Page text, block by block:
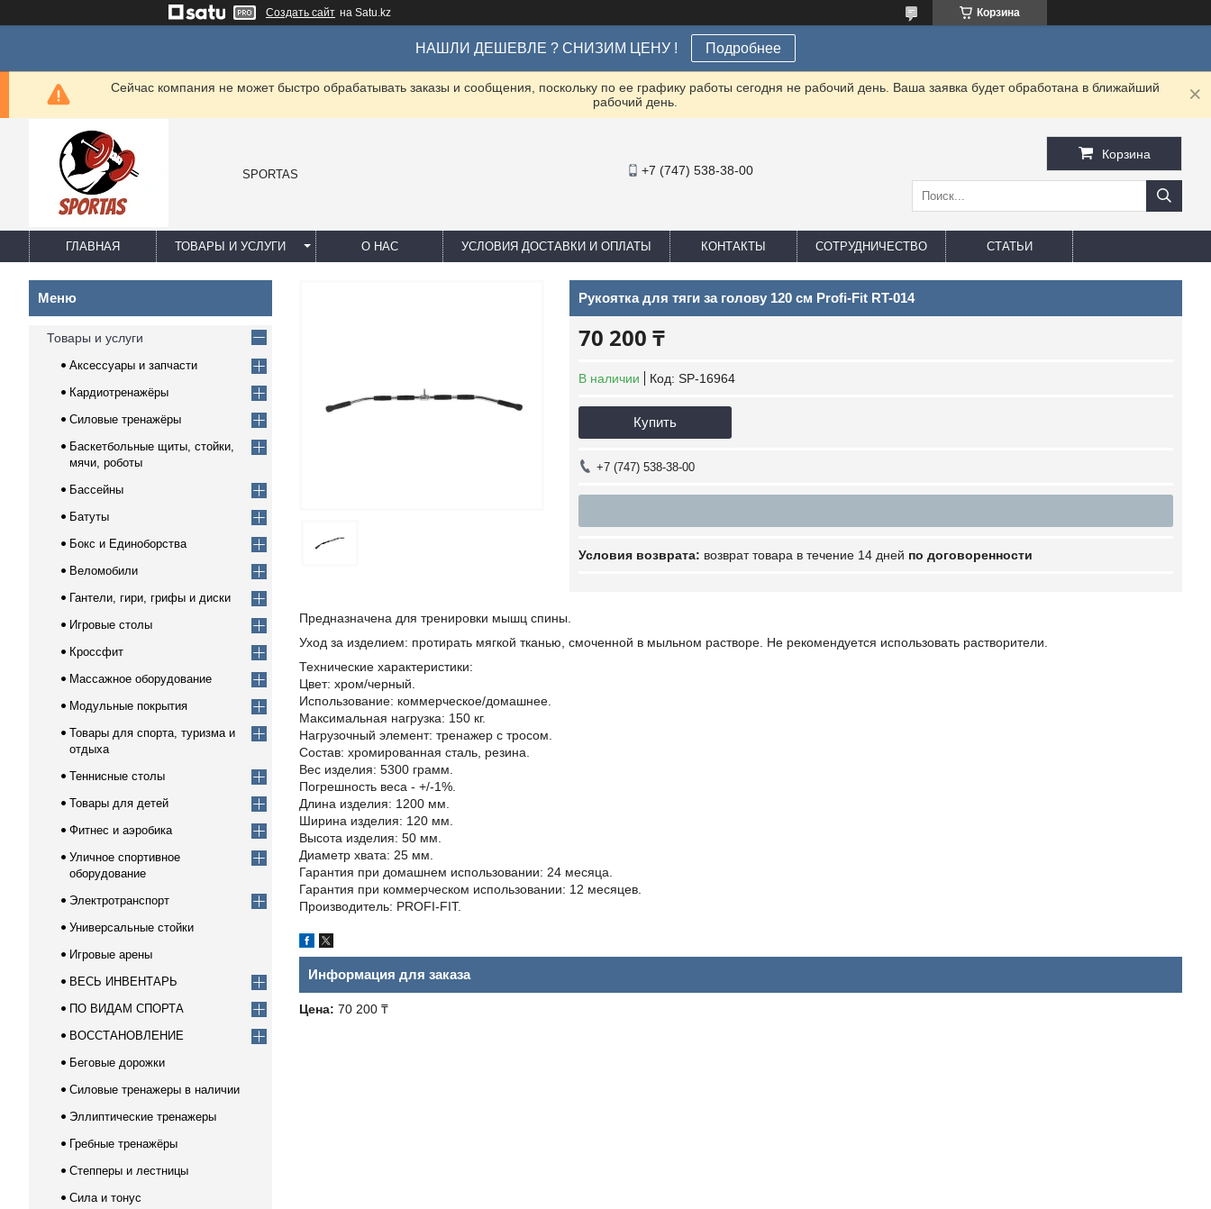
Создать сайт на Satu.kz Корзина
НАШЛИ ДЕШЕВЛЕ ? СНИЗИМ ЦЕНУ ! Подробнее
Сейчас компания не может быстро обрабатывать заказы и сообщения, поскольку по ее графику работы сегодня не рабочий день. Ваша заявка будет обработана в ближайший
рабочий день.
SPORTAS +7 (747) 538-38-00
Корзина
ГЛАВНАЯ ТОВАРЫ И УСЛУГИ О НАС УСЛОВИЯ ДОСТАВКИ И ОПЛАТЫ КОНТАКТЫ СОТРУДНИЧЕСТВО СТАТЬИ
Рукоятка для тяги за голову 120 см Profi-Fit RT-014
70 200 ₸
В наличии Код: SP-16964
Купить
+7 (747) 538-38-00
возврат товара в течение 14 дней по договоренности
Предназначена для тренировки мышц спины.
Уход за изделием: протирать мягкой тканью, смоченной в мыльном растворе. Не рекомендуется использовать растворители.
Технические характеристики:
Цвет: хром/черный.
Использование: коммерческое/домашнее.
Максимальная нагрузка: 150 кг.
Нагрузочный элемент: тренажер с тросом.
Состав: хромированная сталь, резина.
Вес изделия: 5300 грамм.
Погрешность веса - +/-1%.
Длина изделия: 1200 мм.
Ширина изделия: 120 мм.
Высота изделия: 50 мм.
Диаметр хвата: 25 мм.
Гарантия при домашнем использовании: 24 месяца.
Гарантия при коммерческом использовании: 12 месяцев.
Производитель: PROFI-FIT.
Информация для заказа
Цена: 70 200 ₸
Товары и услуги
Аксессуары и запчасти
Кардиотренажёры
Силовые тренажёры
Баскетбольные щиты, стойки,
мячи, роботы
Бассейны
Батуты
Бокс и Единоборства
Веломобили
Гантели, гири, грифы и диски
Игровые столы
Кроссфит
Массажное оборудование
Модульные покрытия
Товары для спорта, туризма и
отдыха
Теннисные столы
Товары для детей
Фитнес и аэробика
Уличное спортивное
оборудование
Электротранспорт
Универсальные стойки
Игровые арены
ВЕСЬ ИНВЕНТАРЬ
ПО ВИДАМ СПОРТА
ВОССТАНОВЛЕНИЕ
Беговые дорожки
Силовые тренажеры в наличии
Эллиптические тренажеры
Гребные тренажёры
Степперы и лестницы
Сила и тонус